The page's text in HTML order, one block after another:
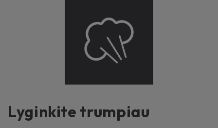
Lyginkite trumpiau